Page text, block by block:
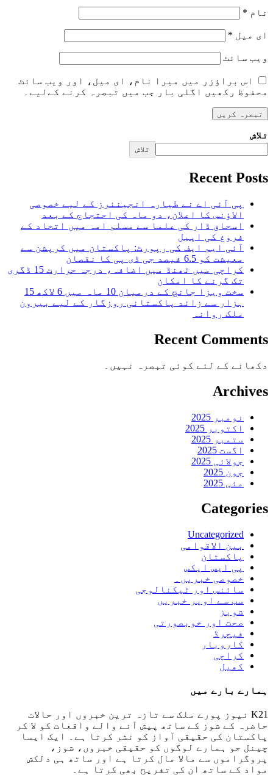
نام *
ای میل *
ویب‌ سائٹ
اس براؤزر میں میرا نام، ای میل، اور ویب سائٹ
محفوظ رکھیں اگلی بار جب میں تبصرہ کرنے کےلیے۔
تلاش
تلاش
Recent Posts
پی آئی اے نے طیارہ انجینئرز کے لیے خصوصی
الاؤنس کا اعلان، دو ماہ کی احتجاج کے بعد
اسحاق ڈار کی علما سے مسلم امہ میں اتحاد کے
فروغ کی اپیل
آئی ایم ایف کی رپورٹ: پاکستان میں کرپشن سے
معیشت کو 6.5 فیصد جی ڈی پی کا نقصان
کراچی میں ٹھنڈ میں اضافہ، درجہ حرارت 15 ڈگری
تک گرنے کا امکان
سخت ویزا جانچ کے درمیان 10 ماہ میں 6 لاکھ 15
ہزار سے زائد پاکستانی روزگار کے لیے بیرون
ملک روانہ
Recent Comments
دکھانے کے لئے کوئی تبصرہ نہیں۔
Archives
نومبر 2025
اکتوبر 2025
ستمبر 2025
اگست 2025
جولائی 2025
جون 2025
مئی 2025
Categories
Uncategorized
بین الاقوامی
پاکستان
پی ایس ایکس
خصوصی خبریں۔
سائنس اور ٹیکنالوجی
سب سے اوپر خبریں
شوبز
صحت اور خوبصورتی
فیچرڈ
کاروبار
کراچی
کھیل
ہمارے بارے میں
K21 نیوز پورے ملک سے تازہ ترین خبروں اور حالات
حاضرہ کے شوز کے ساتھ پیش آنے والے واقعات کو لا کر
پاکستان کی حقیقی آواز کو نشر کرتا ہے۔ ایک ایسا
چینل جو ہمارے لوگوں کو حقیقی خبروں، شوز،
پروگراموں سے مالا مال کرتا ہے اور ساتھ ہی دلکش
مواد کے ساتھ ان کی تفریح ​​بھی کرتا ہے۔